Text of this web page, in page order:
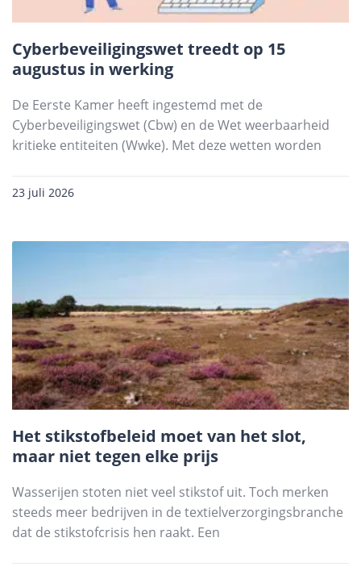
Cyberbeveiligingswet treedt op 15
augustus in werking
De Eerste Kamer heeft ingestemd met de
Cyberbeveiligingswet (Cbw) en de Wet weerbaarheid
kritieke entiteiten (Wwke). Met deze wetten worden
23 juli 2026
Het stikstofbeleid moet van het slot,
maar niet tegen elke prijs
Wasserijen stoten niet veel stikstof uit. Toch merken
steeds meer bedrijven in de textielverzorgingsbranche
dat de stikstofcrisis hen raakt. Een